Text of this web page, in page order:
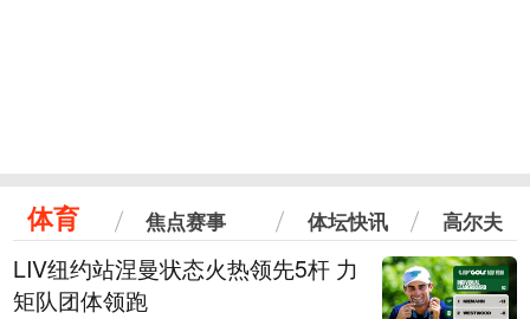
体育 焦点赛事 体坛快讯 高尔夫
LIV纽约站涅曼状态火热领先5杆 力
矩队团体领跑